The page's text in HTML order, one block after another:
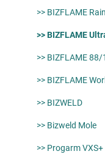
>> BIZFLAME Rain
>> BIZFLAME
>> BIZFLAME 88/
>> BIZFLAME
>> BIZWELD
>> Bizweld Mole
>> Progarm